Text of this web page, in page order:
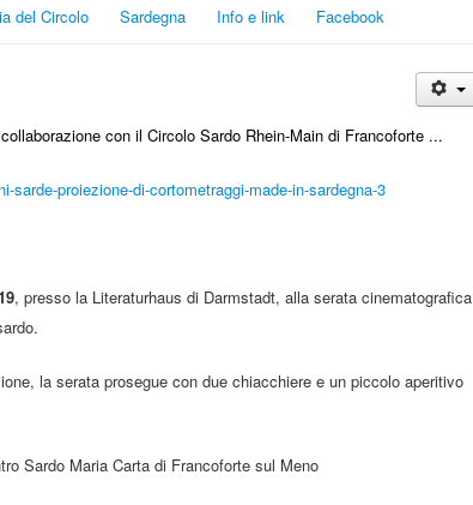
del Circolo Sardegna Info e link Facebook
con il Circolo Sardo Rhein-Main di Francoforte ...
proiezione-di-cortometraggi-made-in-sardegna-3
, presso la Literaturhaus di Darmstadt, alla serata cinematografica
la serata prosegue con due chiacchiere e un piccolo aperitivo
Sardo Maria Carta di Francoforte sul Meno